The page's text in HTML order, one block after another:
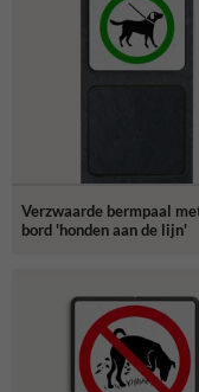
Verzwaarde bermpaal
bord 'honden aan de lijn'